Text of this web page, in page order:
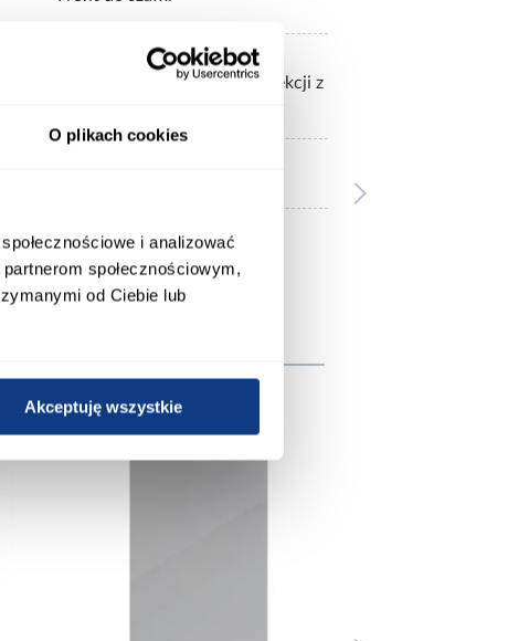
O plikach cookies
i analizować
społecznościowym,
od Ciebie lub
Akceptuję wszystkie
należy zamówić z dostępnej oferty,
do tych frontów są korpusy kolekcji z